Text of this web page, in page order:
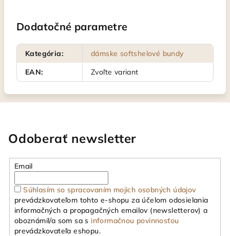
Dodatočné parametre
Kategória:
dámske softshelové bundy
EAN: Zvoľte variant
Odoberať newsletter
Email
Súhlasím so spracovaním mojich osobných údajov
prevádzkovateľom tohto e-shopu za účelom odosielania
informačných a propagačných emailov (newsletterov) a
oboznámil/a som sa s informačnou povinnosťou
prevádzkovateľa eshopu.